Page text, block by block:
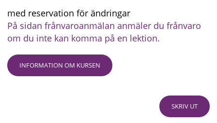
med reservation för ändringar
På sidan frånvaroanmälan anmäler du frånvaro
om du inte kan komma på en lektion.
INFORMATION OM KURSEN
SKRIV UT